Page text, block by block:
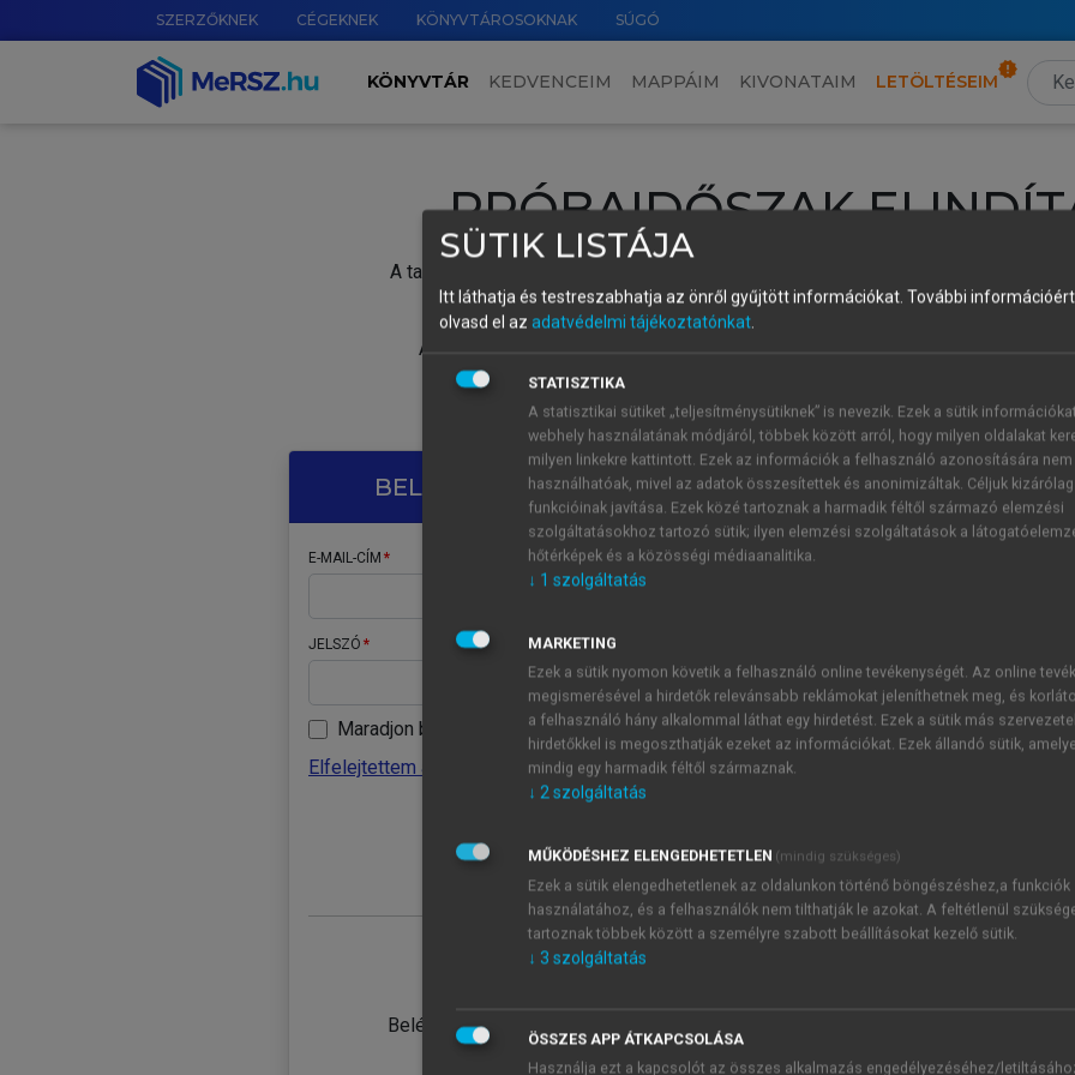
SZERZŐKNEK CÉGEKNEK KÖNYVTÁROSOKNAK SÚGÓ
KÖNYVTÁR KEDVENCEIM MAPPÁIM KIVONATAIM LETÖLTÉSEIM
PRÓBAIDŐSZAK
A tartalom megtekintéséhez lépj be a saját fiókoddal, iskolai azonosítóddal vagy
Új felhasználóként1 óra díjmentes hozzáférésrevagy
A próbaidőszak elindításához,
vagy hozz
A regisztráció után a
BELÉPÉS SAJÁT FIÓKKAL
E-MAIL-CÍM
JELSZÓ
Maradjon belépve
Elfelejtettem a jelszavamat
Belépés intézményi azonosítóval
ÚJ FIÓK
1 óra
JELSZÓ
Kérek értesítést a MeRSZ
Kérek értesítést az
SÜTIK LISTÁJA
Itt láthatja és testreszabhatja az önről gyűjtött információkat. További
olvasd el az adatvédelmi tájékoztatónkat.
STATISZTIKA
A statisztikai sütiket „teljesítménysütiknek” is nevezik. Ezek a sütik
webhely használatának módjáról, többek között arról, hogy milyen oldalakat
milyen linkekre kattintott. Ezek az információk a felhasználó azonosítására nem
használhatóak, mivel az adatok összesítettek és anonimizáltak. Céljuk
funkcióinak javítása. Ezek közé tartoznak a harmadik féltől származó elemzési
szolgáltatásokhoz tartozó sütik; ilyen elemzési szolgáltatások a
hőtérképek és a közösségi médiaanalitika.
↓ 1 szolgáltatás
MARKETING
Ezek a sütik nyomon követik a felhasználó online tevékenységét. Az online
megismerésével a hirdetők relevánsabb reklámokat jeleníthetnek meg, és
a felhasználó hány alkalommal láthat egy hirdetést. Ezek a sütik más
hirdetőkkel is megoszthatják ezeket az információkat. Ezek állandó sütik,
mindig egy harmadik féltől származnak.
↓ 2szolgáltatás
MŰKÖDÉSHEZ ELENGEDHETETLEN (mindig szükséges)
Ezek a sütik elengedhetetlenek az oldalunkon történő böngészéshez,a funkciók
használatához, és a felhasználók nem tilthatják le azokat. A feltétlenül
tartoznak többek között a személyre szabott beállításokat kezelő sütik.
↓ 3 szolgáltatás
ÖSSZES APP ÁTKAPCSOLÁSA
Használja ezt a kapcsolót az összes alkalmazás engedélyezéséhez/